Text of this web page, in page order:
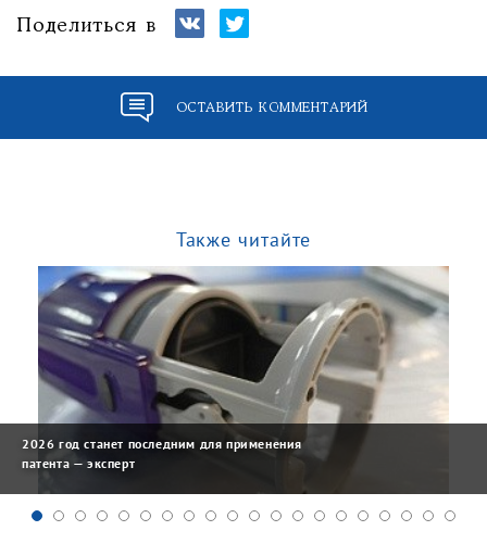
Поделиться в
ОСТАВИТЬ КОММЕНТАРИЙ
Также читайте
2026 год станет последним для применения
патента — эксперт